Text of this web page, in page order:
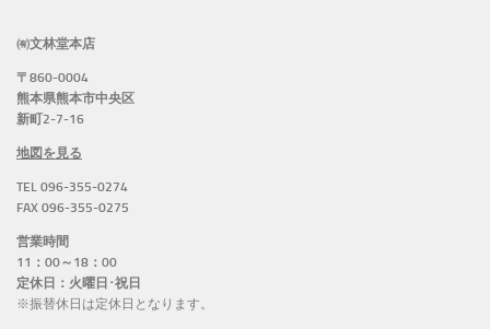
㈲文林堂本店
〒860-0004
熊本県熊本市中央区
新町2-7-16
地図を見る
TEL 096-355-0274
FAX 096-355-0275
営業時間
11：00～18：00
定休日：火曜日･祝日
※振替休日は定休日となります。